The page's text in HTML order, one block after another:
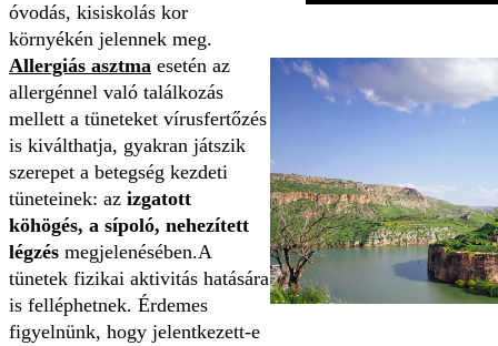
óvodás, kisiskolás kor
környékén jelennek meg.
Allergiás asztma esetén az
allergénnel való találkozás
mellett a tüneteket vírusfertőzés
is kiválthatja, gyakran játszik
szerepet a betegség kezdeti
tüneteinek: az izgatott
köhögés, a sípoló, nehezített
légzés megjelenésében.A
tünetek fizikai aktivitás hatására
is felléphetnek. Érdemes
figyelnünk, hogy jelentkezett-e